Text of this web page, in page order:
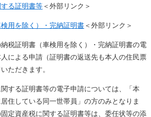
る証明書等＜外部リンク＞
用を除く）・完納証明書＜外部リンク＞
税証明書（車検用を除く）・完納証明書の電
による申請（証明書の返送先も本人の住民票
ただきます。
する証明書等の電子申請については、「本
住している同一世帯員」の方のみとなりま
定資産税に関する証明書等は、委任状等の添